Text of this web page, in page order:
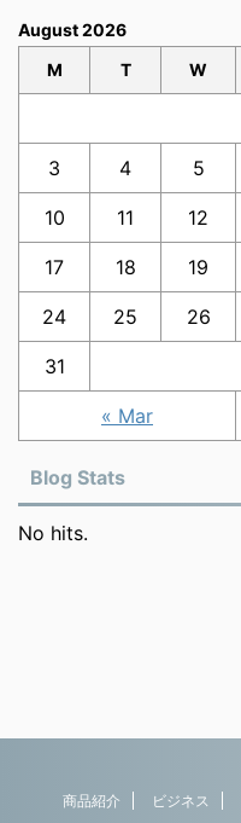
August 2026
M
T W
« Mar
3 4 5
10 11 12
17 18 19
24 25 26
31
Blog Stats
No hits.
商品紹介 ビジネス